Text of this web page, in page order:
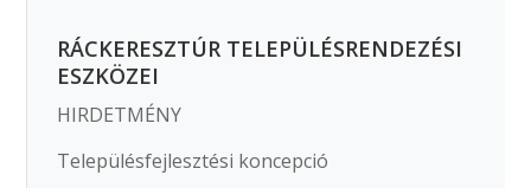
RÁCKERESZTÚR TELEPÜLÉSRENDEZÉSI
ESZKÖZEI
HIRDETMÉNY
Településfejlesztési koncepció